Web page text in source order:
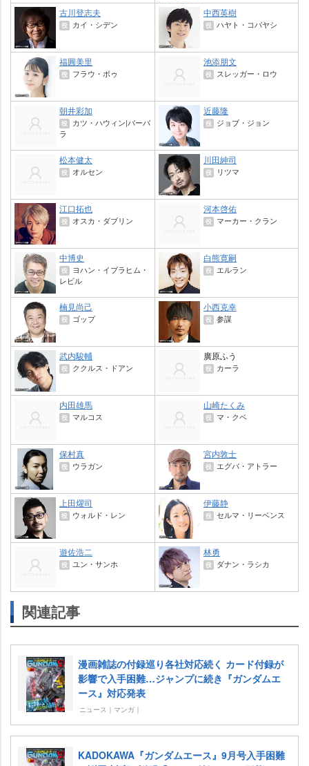
古川登志夫
役 カイ・シデン
中西英樹
役 ハヤト・コバヤシ
福圓美里
役 フラウ・ボゥ
池添朋文
役 スレッガー・ロウ
朝井彩加
役
カツ・ハウィン|バーバ
ラ
近藤隆
役 ジョブ・ジョン
松本健太
役 オルセン
川田紳司
役 リツマ
江口拓也
役 オスカ・ダブリン
河本啓佑
役 マーカー・クラン
中博史
役
ヨハン・イブラヒム・
レビル
白熊寛嗣
役 エルラン
楠見尚己
役 ゴップ
小西克幸
役 参謀
武内駿輔
役 ククルス・ドアン
廣原ふう
役 カーラ
内田雄馬
役 マルコス
山崎たくみ
役 マ・クベ
保村真
役 ウラガン
宮内敦士
役 エグバ・アトラー
上田燿司
役 ウォルド・レン
伊藤静
役 セルマ・リーベンス
遊佐浩二
役 ユン・サンホ
林勇
役 ダナン・ラシカ
関連記事
漫画雑誌の付録巡り各社対応続く カード付録が
影響で入手困難…ジャンプに続き『ガンダムエ
ース』対応発表
ニュース｜マンガ｜
KADOKAWA『ガンダムエース』9月号入手困難